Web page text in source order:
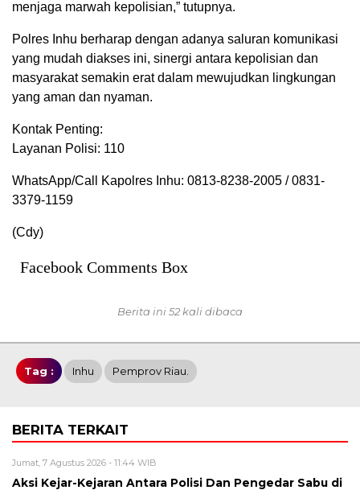
menjaga marwah kepolisian,” tutupnya.
Polres Inhu berharap dengan adanya saluran komunikasi
yang mudah diakses ini, sinergi antara kepolisian dan
masyarakat semakin erat dalam mewujudkan lingkungan
yang aman dan nyaman.
Kontak Penting:
Layanan Polisi: 110
WhatsApp/Call Kapolres Inhu: 0813-8238-2005 / 0831-
3379-1159
(Cdy)
Facebook Comments Box
Berita ini 52 kali dibaca
Tag : Inhu Pemprov Riau.
BERITA TERKAIT
Jumat, 7 Agustus 2026 - 11:44 WIB
Aksi Kejar-Kejaran Antara Polisi Dan Pengedar Sabu di